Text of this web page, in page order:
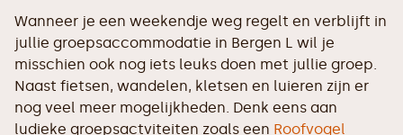
Wanneer je een weekendje weg regelt en verblijft in
jullie groepsaccommodatie in Bergen L wil je
misschien ook nog iets leuks doen met jullie groep.
Naast fietsen, wandelen, kletsen en luieren zijn er
nog veel meer mogelijkheden. Denk eens aan
ludieke groepsactviteiten zoals een Roofvogel